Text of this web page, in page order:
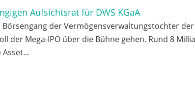
Aufsichtsrat für DWS KGaA
der Vermögensverwaltungstochter
der Mega-IPO über die Bühne gehen. Rund 8